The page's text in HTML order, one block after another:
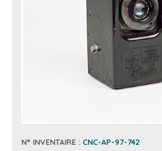
N° INVENTAIRE : CNC-AP-97-742